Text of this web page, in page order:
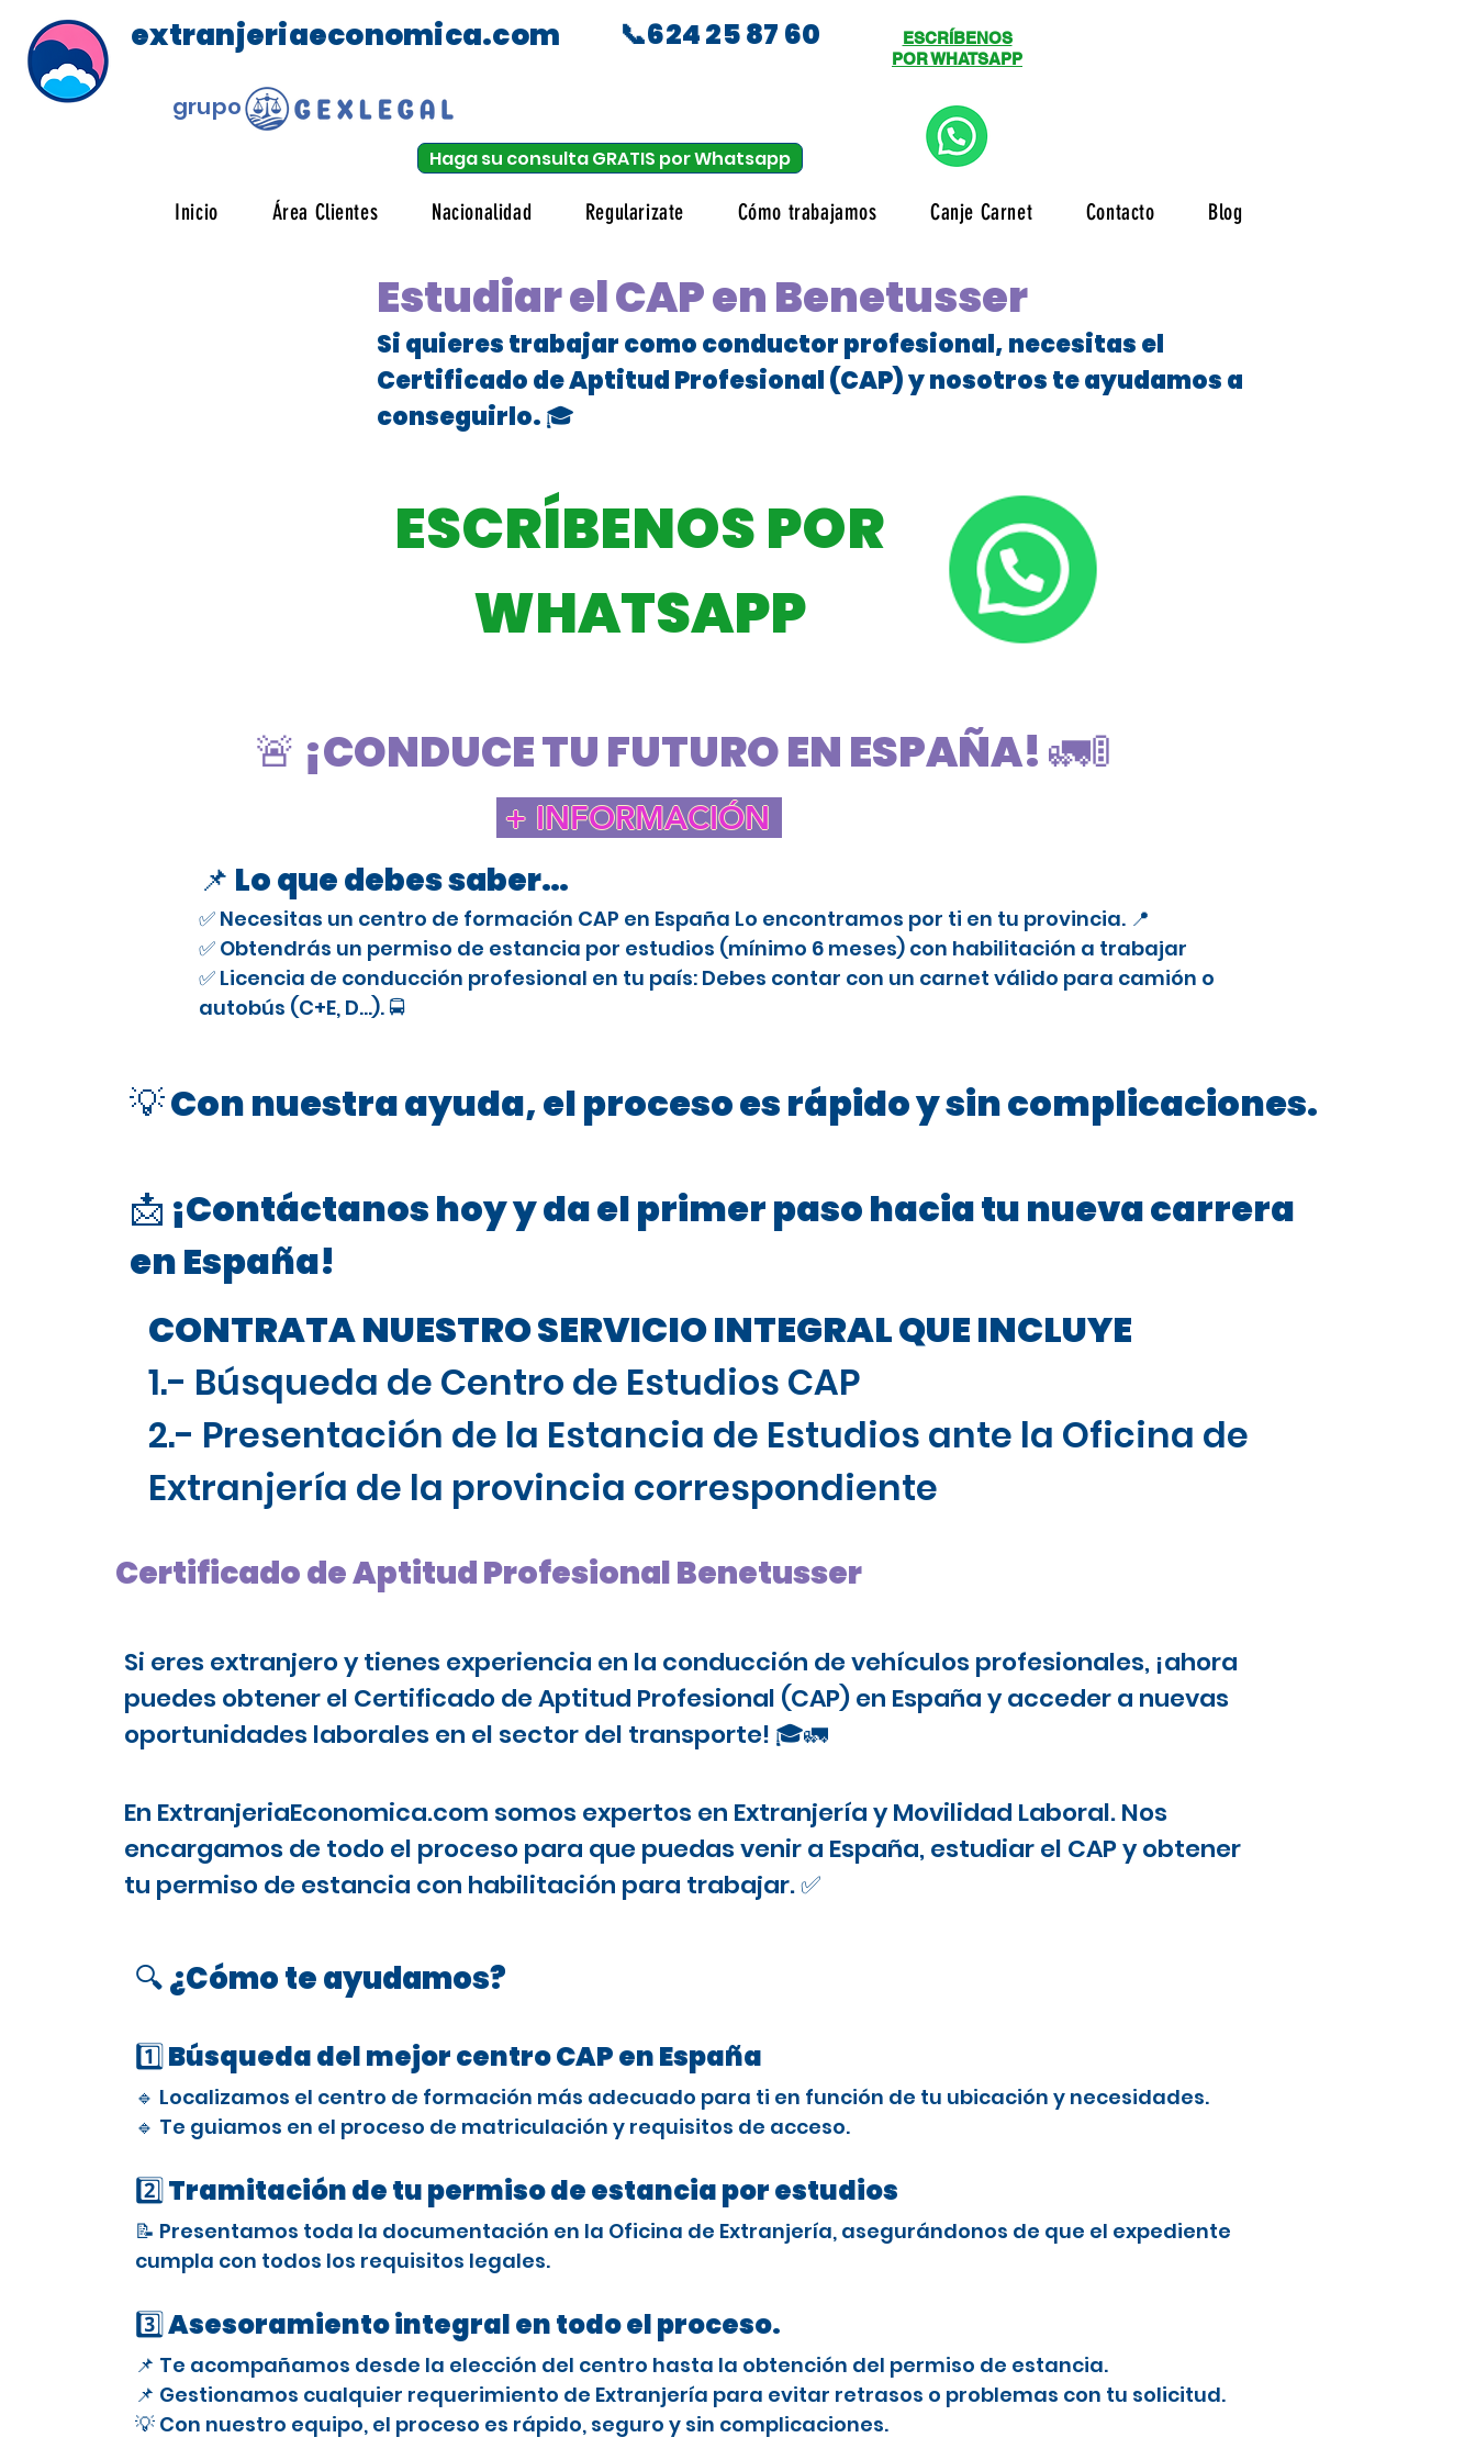
extranjeriaeconomica.com
grupo
📞624 25 87 60
Haga su consulta GRATIS por Whatsapp
ESCRÍBENOS
POR WHATSAPP
Inicio Área Clientes Nacionalidad Regularizate Cómo trabajamos Canje Carnet Contacto Blog
Estudiar el CAP en Benetusser
Si quieres trabajar como conductor profesional, necesitas el
Certificado de Aptitud Profesional (CAP) y nosotros te ayudamos a
conseguirlo. 🎓
ESCRÍBENOS POR
WHATSAPP
🚨 ¡CONDUCE TU FUTURO EN ESPAÑA! 🚛🚦
+ INFORMACIÓN
📌 Lo que debes saber…
✅ Necesitas un centro de formación CAP en España Lo encontramos por ti en tu provincia. 📍
✅ Obtendrás un permiso de estancia por estudios (mínimo 6 meses) con habilitación a trabajar
✅ Licencia de conducción profesional en tu país: Debes contar con un carnet válido para camión o
autobús (C+E, D…). 🚍
💡 Con nuestra ayuda, el proceso es rápido y sin complicaciones.
📩 ¡Contáctanos hoy y da el primer paso hacia tu nueva carrera
en España!
CONTRATA NUESTRO SERVICIO INTEGRAL QUE INCLUYE
1.- Búsqueda de Centro de Estudios CAP
2.- Presentación de la Estancia de Estudios ante la Oficina de
Extranjería de la provincia correspondiente
Certificado de Aptitud Profesional Benetusser
Si eres extranjero y tienes experiencia en la conducción de vehículos profesionales, ¡ahora
puedes obtener el Certificado de Aptitud Profesional (CAP) en España y acceder a nuevas
oportunidades laborales en el sector del transporte! 🎓🚛
En ExtranjeriaEconomica.com somos expertos en Extranjería y Movilidad Laboral. Nos
encargamos de todo el proceso para que puedas venir a España, estudiar el CAP y obtener
tu permiso de estancia con habilitación para trabajar. ✅
🔍 ¿Cómo te ayudamos?
1️⃣ Búsqueda del mejor centro CAP en España
🔹 Localizamos el centro de formación más adecuado para ti en función de tu ubicación y necesidades.
🔹 Te guiamos en el proceso de matriculación y requisitos de acceso.
2️⃣ Tramitación de tu permiso de estancia por estudios
📝 Presentamos toda la documentación en la Oficina de Extranjería, asegurándonos de que el expediente
cumpla con todos los requisitos legales.
3️⃣ Asesoramiento integral en todo el proceso.
📌 Te acompañamos desde la elección del centro hasta la obtención del permiso de estancia.
📌 Gestionamos cualquier requerimiento de Extranjería para evitar retrasos o problemas con tu solicitud.
💡 Con nuestro equipo, el proceso es rápido, seguro y sin complicaciones.